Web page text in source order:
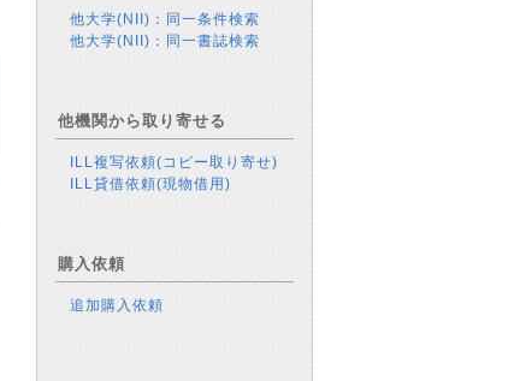
他大学(NII)：同一条件検索
他大学(NII)：同一書誌検索
他機関から取り寄せる
ILL複写依頼(コピー取り寄せ)
ILL貸借依頼(現物借用)
購入依頼
追加購入依頼